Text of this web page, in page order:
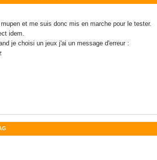
et me suis donc mis en marche pour le tester.
idem.
je choisi un jeux j'ai un message d'erreur :